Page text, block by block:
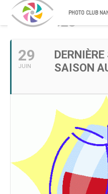
PHOTO CLUB
JUIN, 2026
29
JUIN
SAISON